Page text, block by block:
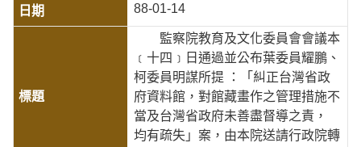
88-01-14
監察院教育及文化委員會會議本
﹝十四﹞日通過並公布葉委員耀鵬、
柯委員明謀所提 ：「糾正台灣省政
府資料館，對館藏畫作之管理措施不
當及台灣省政府未善盡督導之責，
均有疏失」案，由本院送請行政院轉